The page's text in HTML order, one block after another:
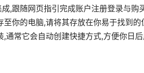
,跟随网页指引完成账户注册登录与购
你的电脑,请将其存放在你易于找到的
通常它会自动创建快捷方式,方便你日